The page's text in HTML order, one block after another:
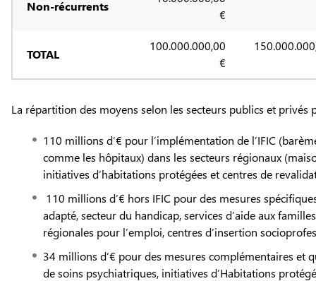
Non-récurrents
€
TOTAL
100.000.000,00
€
La répartition des moyens selon les secteurs publics et privés
110 millions d’€ pour l’implémentation de l’IFIC
comme les hôpitaux) dans les secteurs régionaux
initiatives d’habitations protégées et centres de
110 millions d’€ hors IFIC pour des mesures
adapté, secteur du handicap, services d’aide aux
régionales pour l’emploi, centres d’insertion
34 millions d’€ pour des mesures complémentaires et
de soins psychiatriques, initiatives d’Habitations